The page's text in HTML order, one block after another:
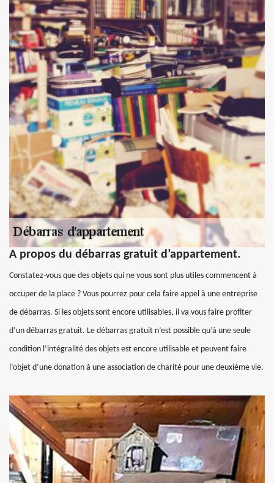
A propos du débarras gratuit d’appartement.
Constatez-vous que des objets qui ne vous sont plus utiles commencent à
occuper de la place ? Vous pourrez pour cela faire appel à une entreprise
de débarras. Si les objets sont encore utilisables, il va vous faire profiter
d’un débarras gratuit. Le débarras gratuit n’est possible qu’à une seule
condition l’intégralité des objets est encore utilisable et peuvent faire
l’objet d’une donation à une association de charité pour une deuxième vie.